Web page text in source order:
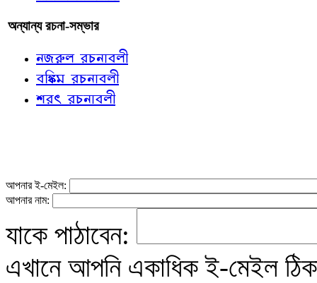
অন্যান্য রচনা-সম্ভার
নজরুল রচনাবলী
বঙ্কিম রচনাবলী
শরৎ রচনাবলী
আপনার ই-মেইল:
আপনার নাম:
যাকে পাঠাবেন:
এখানে আপনি একাধিক ই-মেইল